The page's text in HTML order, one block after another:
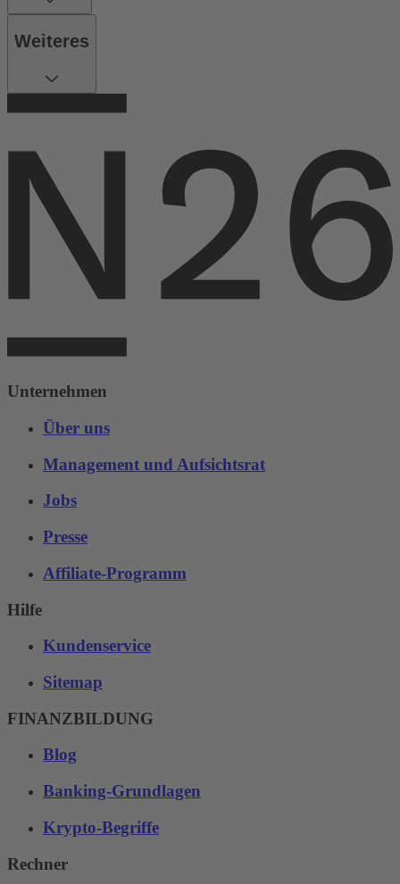
Weiteres
Unternehmen
Über uns
Management und Aufsichtsrat
Jobs
Presse
Affiliate-Programm
Hilfe
Kundenservice
Sitemap
FINANZBILDUNG
Blog
Banking-Grundlagen
Krypto-Begriffe
Rechner